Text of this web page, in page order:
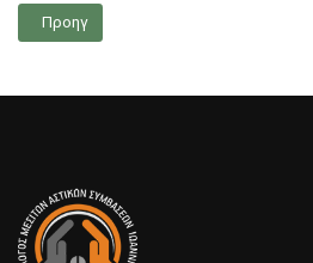
Προηγούμενο άρθρο: FACE REAL ESTATE
Προηγ